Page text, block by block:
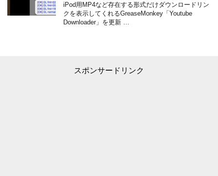
iPod用MP4など存在する形式だけダウンロードリン
クを表示してくれるGreaseMonkey「Youtube
Downloader」を更新 …
スポンサードリンク